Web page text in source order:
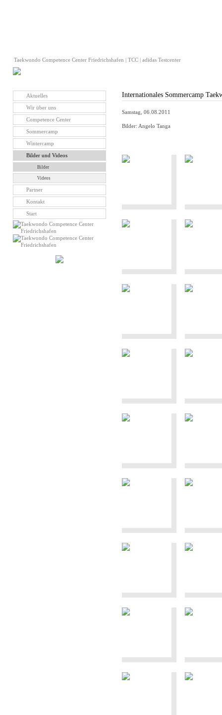
Taekwondo Competence Center Friedrichshafen | TCC | adidas Testcenter
Aktuelles
Wir über uns
Competence Center
Sommercamp
Wintercamp
Bilder und Videos
Bilder
Videos
Partner
Kontakt
Start
Internationales Sommercamp
Samstag, 06.08.2011
Bilder: Angelo Tanga